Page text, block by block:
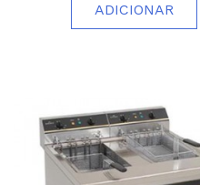
ADICIONAR